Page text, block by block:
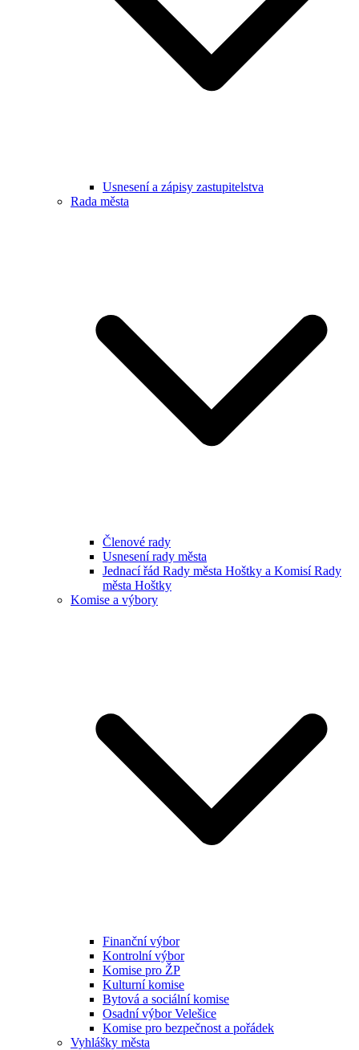
Usnesení a zápisy zastupitelstva
Rada města
Členové rady
Usnesení rady města
Jednací řád Rady města Hoštky a Komisí Rady
města Hoštky
Komise a výbory
Finanční výbor
Kontrolní výbor
Komise pro ŽP
Kulturní komise
Bytová a sociální komise
Osadní výbor Velešice
Komise pro bezpečnost a pořádek
Vyhlášky města